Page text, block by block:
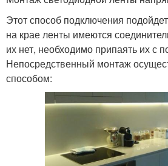
Этот способ подключения
на крае ленты имеются
их нет, необходимо припаять их с
Непосредственный монтаж
способом: